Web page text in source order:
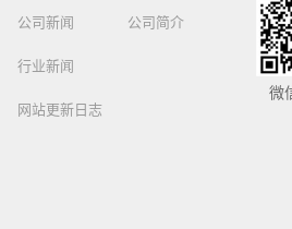
公司新闻
行业新闻
网站更新日志
公司简介
微